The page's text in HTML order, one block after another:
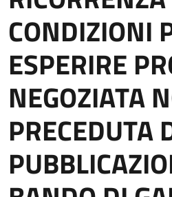
CONDIZIONI
ESPERIRE
NEGOZIATA
PRECEDUTA